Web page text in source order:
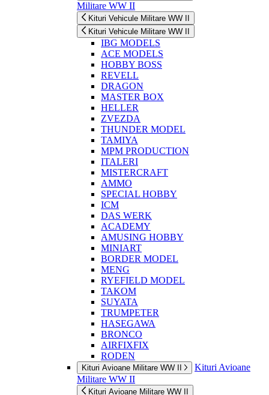
Militare WW II
Kituri Vehicule Militare WW II
Kituri Vehicule Militare WW II
IBG MODELS
ACE MODELS
HOBBY BOSS
REVELL
DRAGON
MASTER BOX
HELLER
ZVEZDA
THUNDER MODEL
TAMIYA
MPM PRODUCTION
ITALERI
MISTERCRAFT
AMMO
SPECIAL HOBBY
ICM
DAS WERK
ACADEMY
AMUSING HOBBY
MINIART
BORDER MODEL
MENG
RYEFIELD MODEL
TAKOM
SUYATA
TRUMPETER
HASEGAWA
BRONCO
AIRFIXFIX
RODEN
Kituri Avioane Militare WW II
Kituri Avioane
Militare WW II
Kituri Avioane Militare WW II